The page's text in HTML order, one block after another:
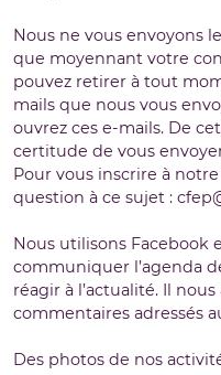
Nous ne vous envoyons
que moyennant votre
pouvez retirer à tout
mails que nous vous
ouvrez ces e-mails. De
certitude de vous
Pour vous inscrire à
question à ce sujet :
Nous utilisons Facebook
communiquer l’agenda
réagir à l’actualité. Il
commentaires adressés
Des photos de nos